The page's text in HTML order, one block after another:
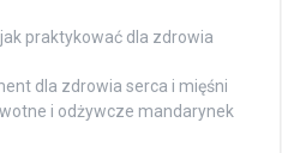
praktykować dla zdrowia
dla zdrowia serca i mięśni
i odżywcze mandarynek